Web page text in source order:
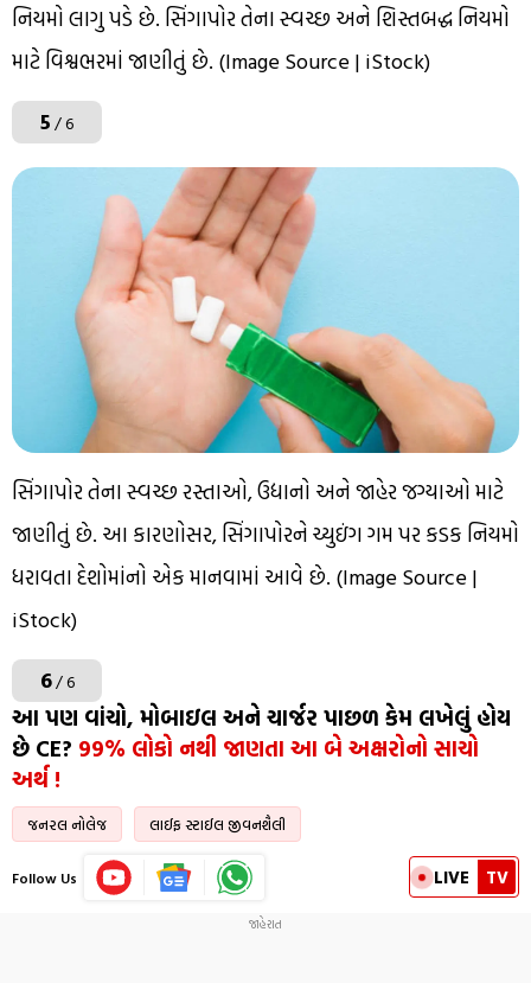
નિયમો લાગુ પડે છે. સિંગાપોર તેના સ્વચ્છ અને શિસ્તબદ્ધ નિયમો
માટે વિશ્વભરમાં જાણીતું છે. (Image Source | iStock)
5/ 6
સિંગાપોર તેના સ્વચ્છ રસ્તાઓ, ઉદ્યાનો અને જાહેર જગ્યાઓ માટે
જાણીતું છે. આ કારણોસર, સિંગાપોરને ચ્યુઇંગ ગમ પર કડક નિયમો
ધરાવતા દેશોમાંનો એક માનવામાં આવે છે. (Image Source |
iStock)
6/ 6
આ પણ વાંચો, મોબાઇલ અને ચાર્જર પાછળ કેમ લખેલું હોય
છે CE? 99% લોકો નથી જાણતા આ બે અક્ષરોનો સાચો
અર્થ !
જનરલ નોલેજ લાઈફ સ્ટાઈલ જીવનશૈલી
Follow Us LIVE TV